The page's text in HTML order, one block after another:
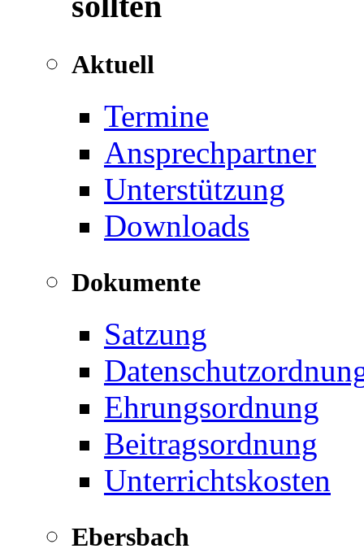
Aktuell
Termine
Ansprechpartner
Unterstützung
Downloads
Dokumente
Satzung
Ehrungsordnung
Beitragsordnung
Unterrichtskosten
Ebersbach